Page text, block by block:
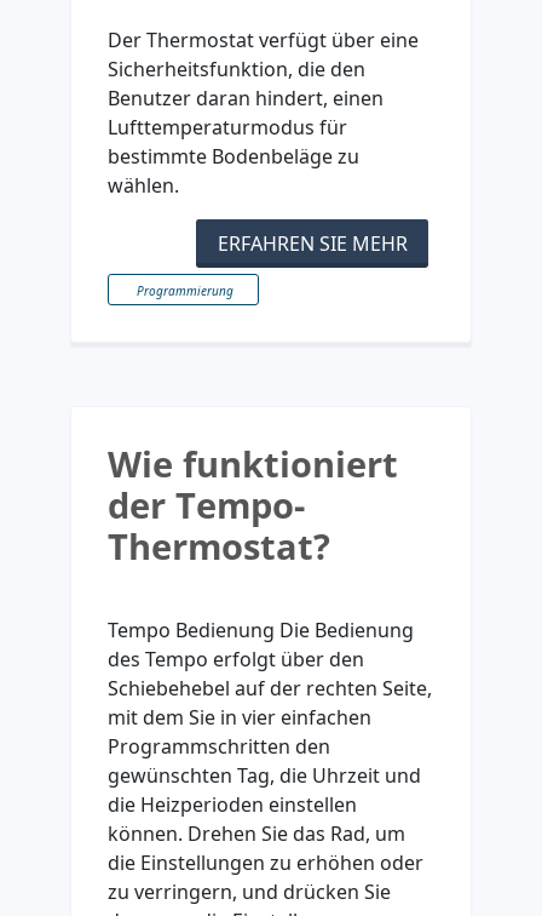
Der Thermostat verfügt über eine
Sicherheitsfunktion, die den
Benutzer daran hindert, einen
Lufttemperaturmodus für
bestimmte Bodenbeläge zu
wählen.
ERFAHREN SIE MEHR
Programmierung
Wie funktioniert
der Tempo-
Thermostat?
Tempo Bedienung Die Bedienung
des Tempo erfolgt über den
Schiebehebel auf der rechten Seite,
mit dem Sie in vier einfachen
Programmschritten den
gewünschten Tag, die Uhrzeit und
die Heizperioden einstellen
können. Drehen Sie das Rad, um
die Einstellungen zu erhöhen oder
zu verringern, und drücken Sie